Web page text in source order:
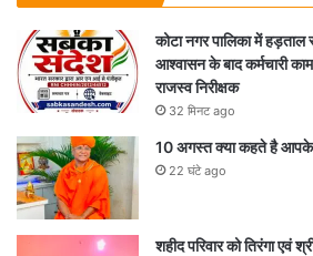
कोटा नगर पालिका में
आश्वासन के बाद कर्मचारी
राजस्व निरीक्षक
32 मिनट ago
10 अगस्त क्या कहते है आपके
22 घंटे ago
शहीद परिवार को तिरंगा एवं